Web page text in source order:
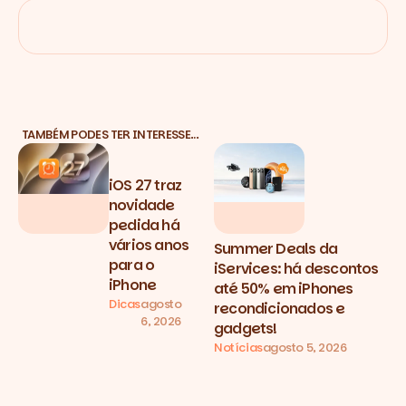
TAMBÉM PODES TER INTERESSE…
iOS 27 traz
novidade
pedida há
vários anos
para o
iPhone
Dicasagosto
6, 2026
Summer Deals da
iServices: há descontos
até 50% em iPhones
recondicionados e
gadgets!
Notíciasagosto 5, 2026